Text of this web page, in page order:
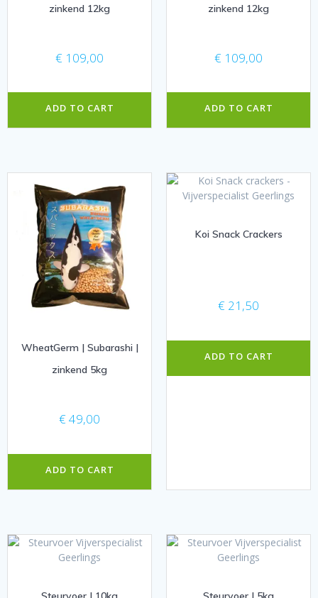
zinkend 12kg
€ 109,00
ADD TO CART
zinkend 12kg
€ 109,00
ADD TO CART
WheatGerm | Subarashi |
zinkend 5kg
€ 49,00
ADD TO CART
Koi Snack Crackers
€ 21,50
ADD TO CART